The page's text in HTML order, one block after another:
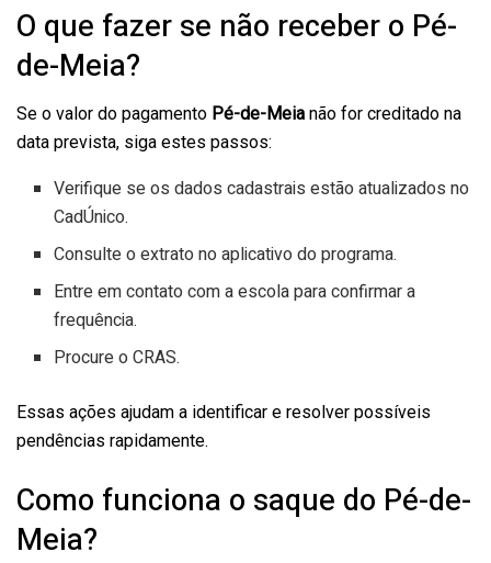
O que fazer se não receber o Pé-
de-Meia?
Se o valor do pagamento Pé-de-Meia não for creditado na
data prevista, siga estes passos:
Verifique se os dados cadastrais estão atualizados no
CadÚnico.
Consulte o extrato no aplicativo do programa.
Entre em contato com a escola para confirmar a
frequência.
Procure o CRAS.
Essas ações ajudam a identificar e resolver possíveis
pendências rapidamente.
Como funciona o saque do Pé-de-
Meia?